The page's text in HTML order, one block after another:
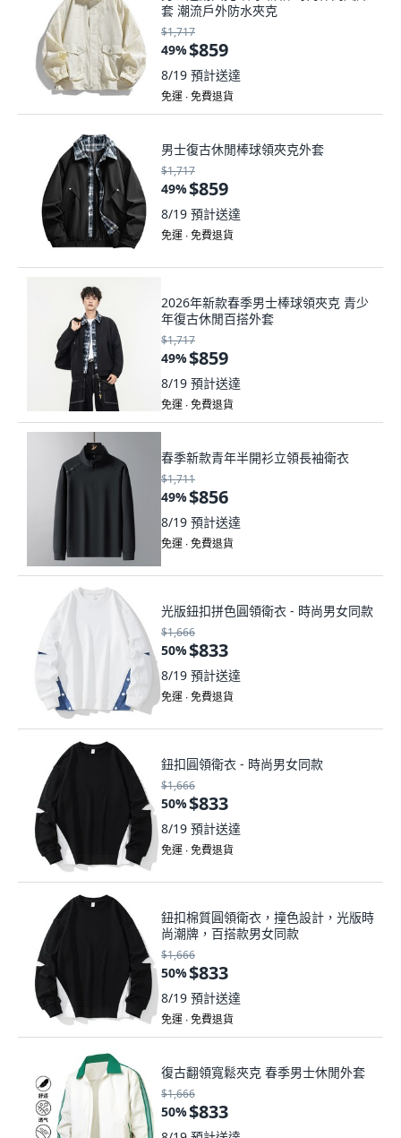
套 潮流戶外防水夾克
$1,717
49%$859
8/19 預計送達
免運 ∙ 免費退貨
男士復古休閒棒球領夾克外套
$1,717
49%$859
8/19 預計送達
免運 ∙ 免費退貨
2026年新款春季男士棒球領夾克 青少
年復古休閒百搭外套
$1,717
49%$859
8/19 預計送達
免運 ∙ 免費退貨
春季新款青年半開衫立領長袖衛衣
$1,711
49%$856
8/19 預計送達
免運 ∙ 免費退貨
光版鈕扣拼色圓領衛衣 - 時尚男女同款
$1,666
50%$833
8/19 預計送達
免運 ∙ 免費退貨
鈕扣圓領衛衣 - 時尚男女同款
$1,666
50%$833
8/19 預計送達
免運 ∙ 免費退貨
鈕扣棉質圓領衛衣，撞色設計，光版時
尚潮牌，百搭款男女同款
$1,666
50%$833
8/19 預計送達
免運 ∙ 免費退貨
復古翻領寬鬆夾克 春季男士休閒外套
$1,666
50%$833